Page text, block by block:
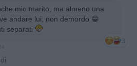
mio marito, ma almeno una
andare lui, non demordo 😁
separati
3